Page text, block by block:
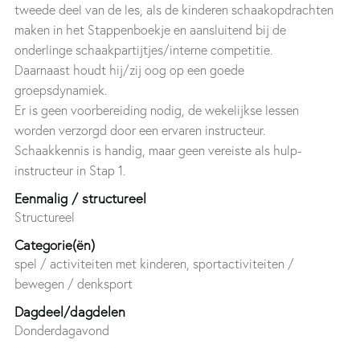
tweede deel van de les, als de kinderen schaakopdrachten
maken in het Stappenboekje en aansluitend bij de
onderlinge schaakpartijtjes/interne competitie.
Daarnaast houdt hij/zij oog op een goede
groepsdynamiek.
Er is geen voorbereiding nodig, de wekelijkse lessen
worden verzorgd door een ervaren instructeur.
Schaakkennis is handig, maar geen vereiste als hulp-
instructeur in Stap 1.
Eenmalig / structureel
Structureel
Categorie(ën)
spel / activiteiten met kinderen, sportactiviteiten /
bewegen / denksport
Dagdeel/dagdelen
Donderdagavond